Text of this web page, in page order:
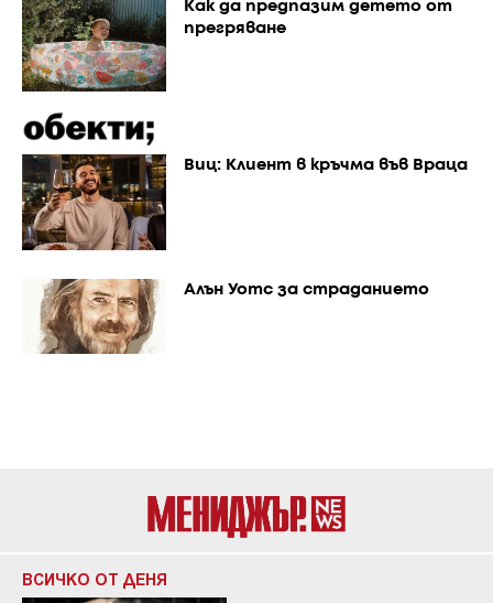
Как да предпазим детето от
прегряване
Виц: Клиент в кръчма във Враца
Алън Уотс за страданието
ВСИЧКО ОТ ДЕНЯ